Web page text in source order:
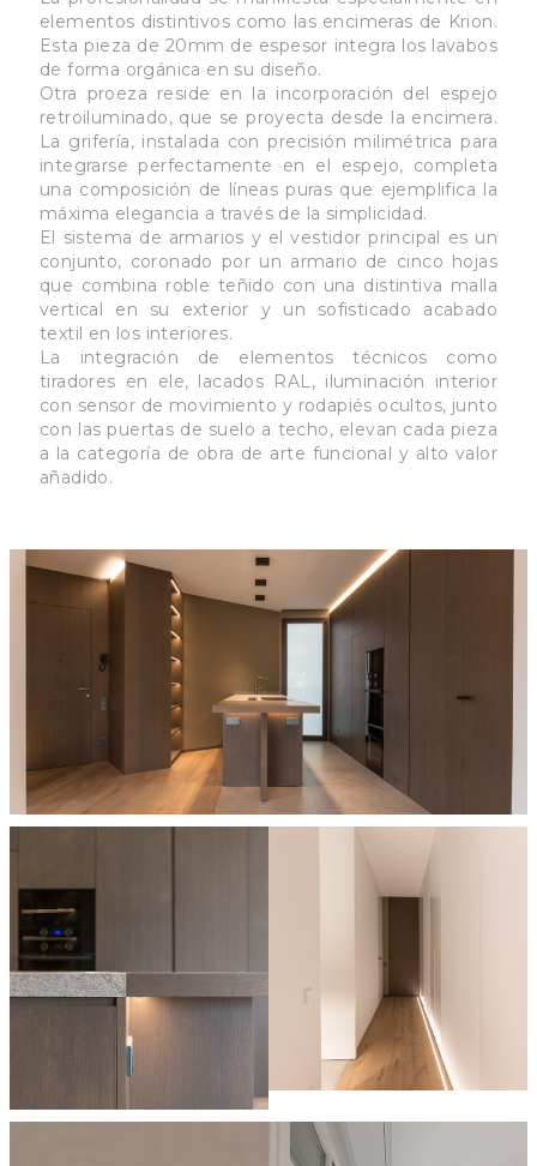
elementos distintivos como las encimeras de Krion.
Esta pieza de 20mm de espesor integra los lavabos
de forma orgánica en su diseño.
Otra proeza reside en la incorporación del espejo
retroiluminado, que se proyecta desde la encimera.
La grifería, instalada con precisión milimétrica para
integrarse perfectamente en el espejo, completa
una composición de líneas puras que ejemplifica la
máxima elegancia a través de la simplicidad.
El sistema de armarios y el vestidor principal es un
conjunto, coronado por un armario de cinco hojas
que combina roble teñido con una distintiva malla
vertical en su exterior y un sofisticado acabado
textil en los interiores.
La integración de elementos técnicos como
tiradores en ele, lacados RAL, iluminación interior
con sensor de movimiento y rodapiés ocultos, junto
con las puertas de suelo a techo, elevan cada pieza
a la categoría de obra de arte funcional y alto valor
añadido.